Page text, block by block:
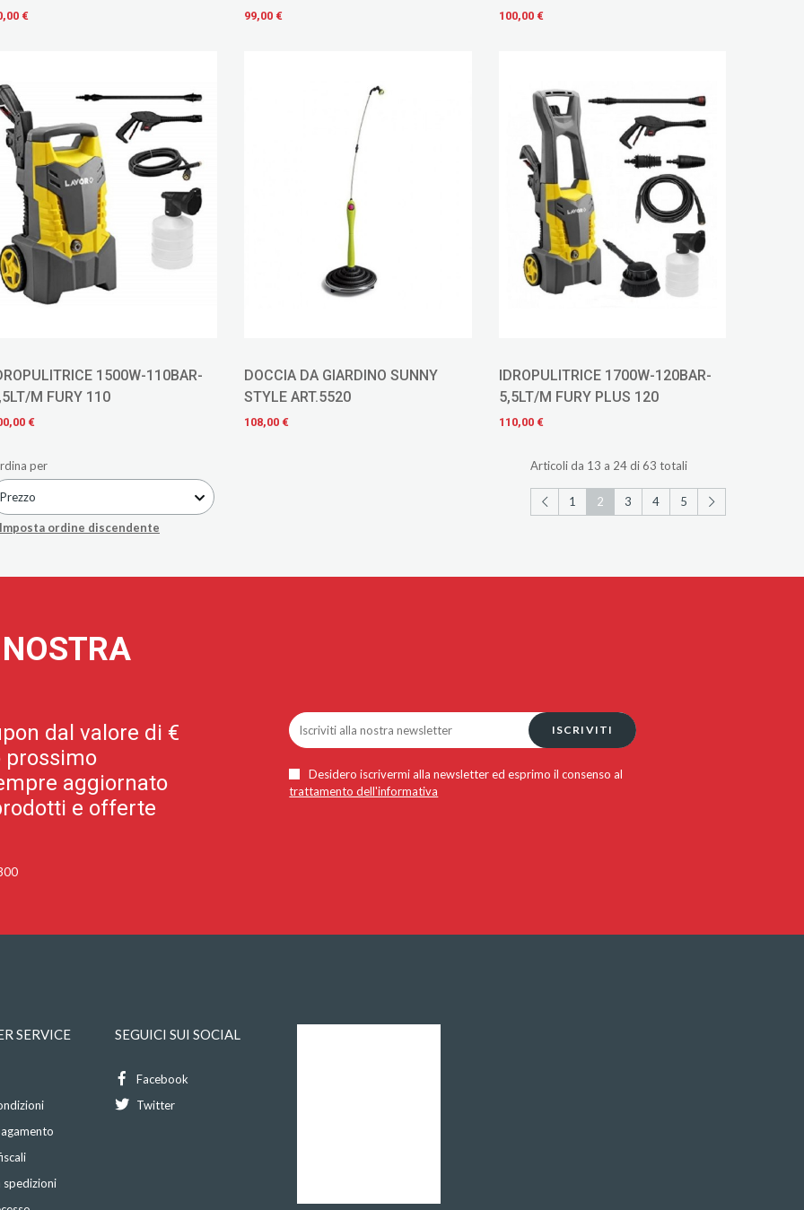
MOD. MASTER
€ 99,00 € 100,00 €
1500W-110BAR-
M FURY 110
€
DOCCIA DA GIARDINO SUNNY
STYLE ART.5520
108,00 €
IDROPULITRICE 1700W-120BAR-
5,5LT/M FURY PLUS 120
110,00 €
per
Prezzo
Imposta ordine discendente
Articoli da 13 a 24 di 63 totali
1 2 3 4 5
dal valore di €
prossimo
aggiornato
e offerte
ISCRIVITI
Desidero iscrivermi alla newsletter ed esprimo il consenso al
trattamento dell'informativa
SERVICE
spedizioni
SEGUICI SUI SOCIAL
Facebook
Twitter